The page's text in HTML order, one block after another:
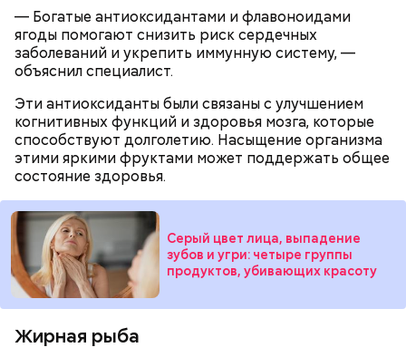
— Богатые антиоксидантами и флавоноидами
ягоды помогают снизить риск сердечных
заболеваний и укрепить иммунную систему, —
объяснил специалист.
Эти антиоксиданты были связаны с улучшением
когнитивных функций и здоровья мозга, которые
способствуют долголетию. Насыщение организма
этими яркими фруктами может поддержать общее
состояние здоровья.
Серый цвет лица, выпадение
зубов и угри: четыре группы
продуктов, убивающих красоту
Жирная рыба
— В дыне содержится много сахара, который
представлен фруктозой. С одной стороны — это
хорошо, потому что дает энергию. Но важно
помнить, что сладкими дынями не нужно сильно
увлекаться, так же как и арбузами, людям с
сахарным диабетом и лишним весом, —
подчеркнула доктор.